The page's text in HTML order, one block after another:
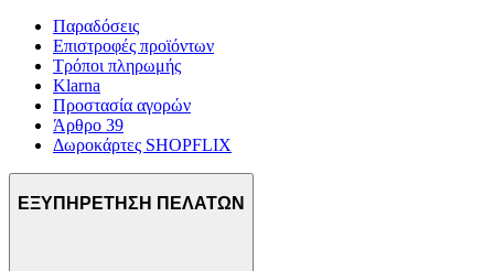
Παραδόσεις
Επιστροφές προϊόντων
Τρόποι πληρωμής
Klarna
Προστασία αγορών
Άρθρο 39
Δωροκάρτες SHOPFLIX
ΕΞΥΠΗΡΕΤΗΣΗ ΠΕΛΑΤΩΝ